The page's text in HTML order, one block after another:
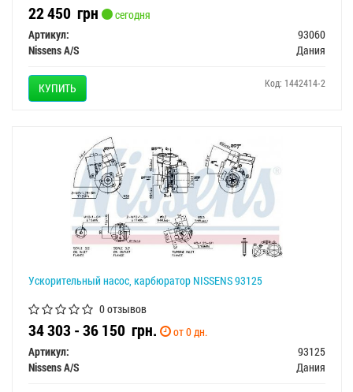
22 450 грн
сегодня
Артикул:
93060
Nissens A/S
Дания
КУПИТЬ Код: 1442414-2
Ускорительный насос, карбюратор NISSENS 93125
0 отзывов
34 303 - 36 150 грн.
от 0 дн.
Артикул:
93125
Nissens A/S
Дания